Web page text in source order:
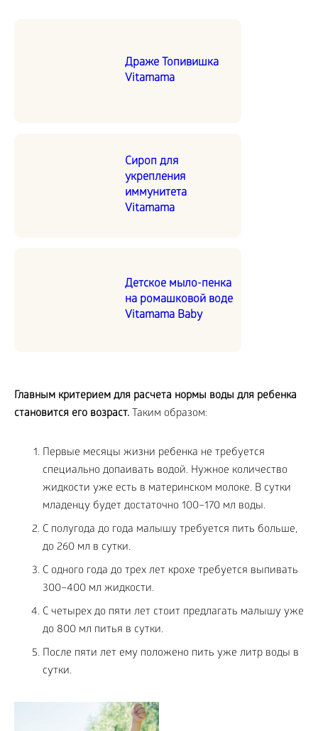
Драже Топивишка
Vitamama
Сироп для
укрепления
иммунитета
Vitamama
Детское мыло-пенка
на ромашковой воде
Vitamama Baby
Главным критерием для расчета нормы воды для ребенка
становится его возраст. Таким образом:
Первые месяцы жизни ребенка не требуется
специально допаивать водой. Нужное количество
жидкости уже есть в материнском молоке. В сутки
младенцу будет достаточно 100–170 мл воды.
С полугода до года малышу требуется пить больше,
до 260 мл в сутки.
С одного года до трех лет крохе требуется выпивать
300–400 мл жидкости.
С четырех до пяти лет стоит предлагать малышу уже
до 800 мл питья в сутки.
После пяти лет ему положено пить уже литр воды в
сутки.